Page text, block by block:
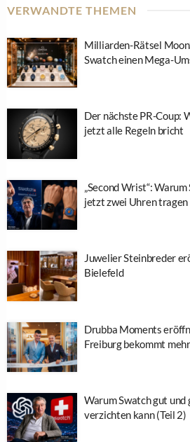
VERWANDTE THEMEN
Milliarden-Rätsel
Swatch einen Mega-
Der nächste PR-Coup:
jetzt alle Regeln bricht
„Second Wrist“:
jetzt zwei Uhren tragen
Juwelier Steinbreder
Bielefeld
Drubba Moments
Freiburg bekommt
Warum Swatch gut und
verzichten kann (Teil 2)